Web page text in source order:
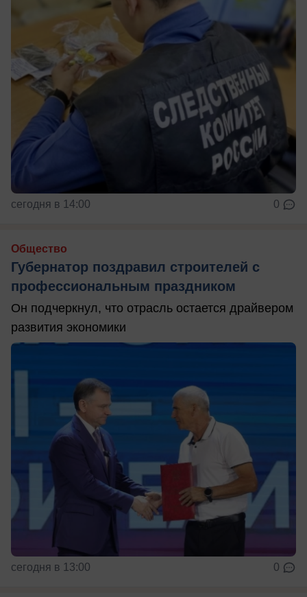
сегодня в 14:00 0
Общество
Губернатор поздравил строителей с
профессиональным праздником
Он подчеркнул, что отрасль остается драйвером
развития экономики
сегодня в 13:00 0